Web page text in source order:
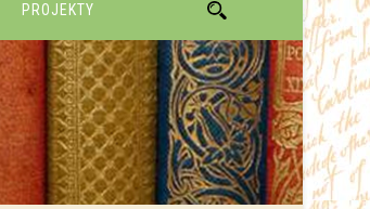
PROJEKTY